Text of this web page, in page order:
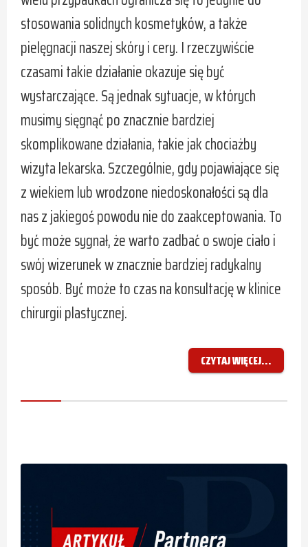
stosowania solidnych kosmetyków, a także
pielęgnacji naszej skóry i cery. I rzeczywiście
czasami takie działanie okazuje się być
wystarczające. Są jednak sytuacje, w których
musimy sięgnąć po znacznie bardziej
skomplikowane działania, takie jak chociażby
wizyta lekarska. Szczególnie, gdy pojawiające się
z wiekiem lub wrodzone niedoskonałości są dla
nas z jakiegoś powodu nie do zaakceptowania. To
być może sygnał, że warto zadbać o swoje ciało i
swój wizerunek w znacznie bardziej radykalny
sposób. Być może to czas na konsultację w klinice
chirurgii plastycznej.
CZYTAJ WIĘCEJ...